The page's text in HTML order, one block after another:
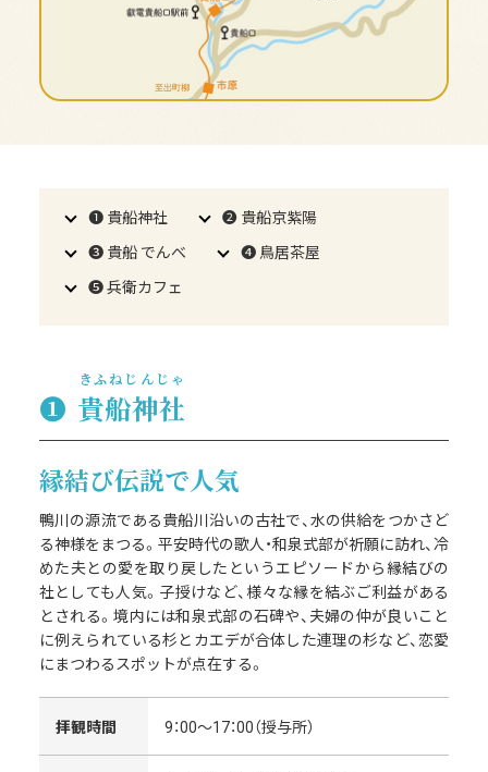
❶ 貴船神社
❷ 貴船京紫陽
❸ 貴船 でんべ
❹ 鳥居茶屋
❺ 兵衛カフェ
❶ 貴船神社
きふねじんじゃ
縁結び伝説で人気
鴨川の源流である貴船川沿いの古社で、水の供給をつかさど
る神様をまつる。平安時代の歌人・和泉式部が祈願に訪れ、冷
めた夫との愛を取り戻したというエピソードから縁結びの
社としても人気。子授けなど、様々な縁を結ぶご利益がある
とされる。境内には和泉式部の石碑や、夫婦の仲が良いこと
に例えられている杉とカエデが合体した連理の杉など、恋愛
にまつわるスポットが点在する。
拝観時間 9：00～17：00（授与所）